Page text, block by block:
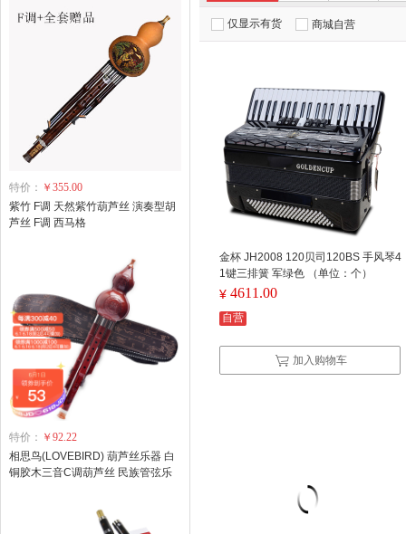
仅显示有货 商城自营
金杯 JH2008 120贝司120BS 手风琴4
1键三排簧 军绿色 （单位：个）
¥ 4611.00
自营
加入购物车
特价： ￥355.00
紫竹 F调 天然紫竹葫芦丝 演奏型胡
芦丝 F调 西马格
特价： ￥92.22
相思鸟(LOVEBIRD) 葫芦丝乐器 白
铜胶木三音C调葫芦丝 民族管弦乐